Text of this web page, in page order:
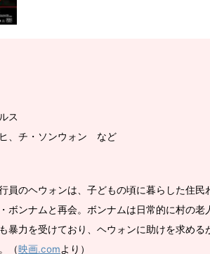
ス
、チ・ソンウォン など
員のヘウォンは、子どもの頃に暮らした住民
ボンナムと再会。ボンナムは日常的に村の老
暴力を受けており、ヘウォンに助けを求める
（映画.comより）